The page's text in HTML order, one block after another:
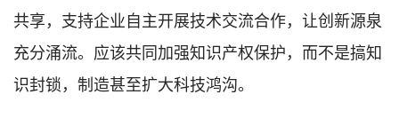
共享，支持企业自主开展技术交流合作，让创新源泉
充分涌流。应该共同加强知识产权保护，而不是搞知
识封锁，制造甚至扩大科技鸿沟。